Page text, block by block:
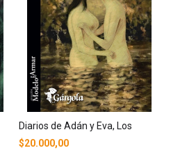
Diarios de Adán y Eva, Los
$20.000,00